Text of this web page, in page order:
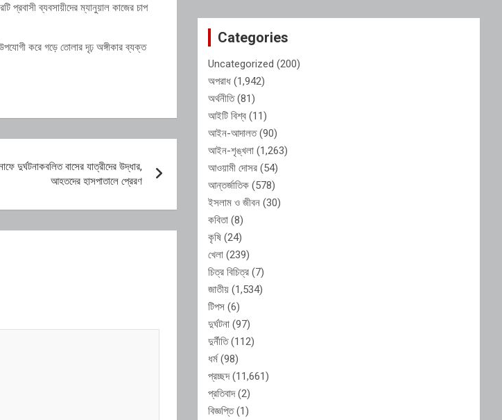
প্রবাসী ব্যবসায়ীদের ম্যানুয়াল কাজের চাপ
করে গড়ে তোলার দৃঢ় অঙ্গীকার ব্যক্ত
দুর্ঘটনাকবলিত বাসের যাত্রীদের উদ্ধার,
আহতদের হাসপাতালে প্রেরণ
Categories
Uncategorized (200)
অপরাধ (1,942)
অর্থনীতি(81)
আইটি বিশ্ব (11)
আইন-আদালত(90)
আইন-শৃঙ্খলা (1,263)
আওয়ামী দোসর (54)
আন্তর্জাতিক (578)
ইসলাম ও জীবন (30)
কবিতা (8)
কৃষি (24)
খেলা (239)
চিত্র বিচিত্র (7)
জাতীয় (1,534)
টিপস (6)
দুর্ঘটনা (97)
দুর্নীতি(112)
ধর্ম(98)
প্রচ্ছদ(11,661)
প্রতিবাদ(2)
বিজ্ঞপ্তি(1)